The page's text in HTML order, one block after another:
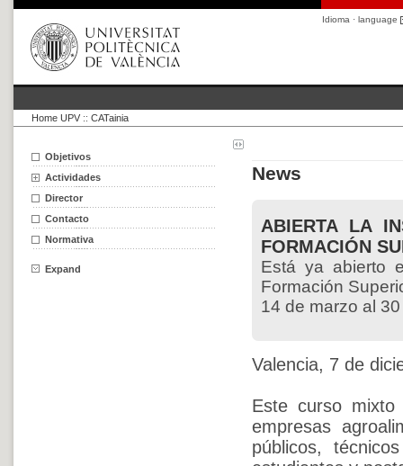
Idioma · language
Home UPV :: CATainia
Objetivos
Actividades
Director
Contacto
Normativa
Expand
News
ABIERTA LA
FORMACIÓN
Está ya abierto
Formación
14 de marzo al
Valencia, 7 de
Este curso
empresas
públicos,